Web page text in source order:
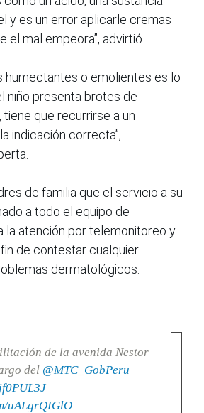
y es un error aplicarle cremas
el mal empeora”, advirtió.
humectantes o emolientes es lo
niño presenta brotes de
tiene que recurrirse a un
indicación correcta”,
de familia que el servicio a su
a todo el equipo de
la atención por telemonitoreo y
de contestar cualquier
dermatológicos.
de la avenida Nestor
del @MTC_GobPeru
uALgrQIGlO